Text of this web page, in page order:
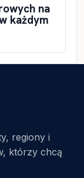
na
każdym
regiony i
którzy chcą